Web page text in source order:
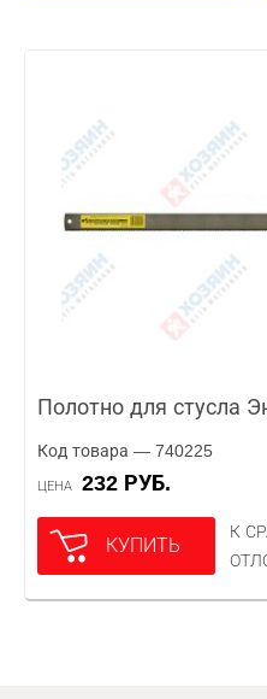
Полотно для стусла
Код товара — 740225
ЦЕНА 232 РУБ.
КУПИТЬ
К